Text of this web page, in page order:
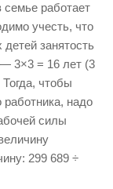
семье работает
учесть, что
занятость
— 3×3 = 16 лет (3
чтобы
работника, надо
силы
299 689 ÷